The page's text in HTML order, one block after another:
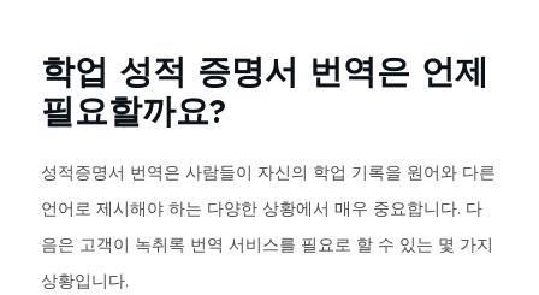
학업 성적 증명서 번역은 언제
필요할까요?
성적증명서 번역은 사람들이 자신의 학업 기록을 원어와 다른
언어로 제시해야 하는 다양한 상황에서 매우 중요합니다. 다
음은 고객이 녹취록 번역 서비스를 필요로 할 수 있는 몇 가지
상황입니다.